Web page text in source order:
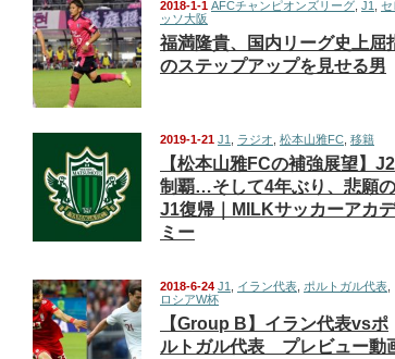
2018-1-1 AFCチャンピオンズリーグ J1
セ
ッソ大阪
福満隆貴、国内リーグ史上屈
のステップアップを見せる男
2019-1-21 J1 ラジオ 松本山雅FC 移籍
【松本山雅FCの補強展望】J2
制覇…そして4年ぶり、悲願の
J1復帰｜MILKサッカーアカデ
ミー
2018-6-24 J1 イラン代表 ポルトガル代表
ロシアW杯
【Group B】イラン代表vsポ
ルトガル代表 プレビュー動